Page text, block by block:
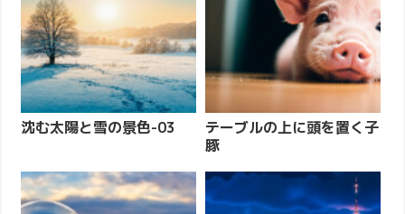
沈む太陽と雪の景色-03
テーブルの上に頭を置く子
豚